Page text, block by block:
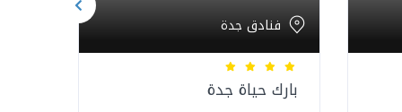
فنادق جدة
بارك حياة جدة